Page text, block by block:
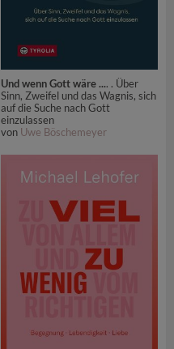
Und wenn Gott wäre .... . Über
Sinn, Zweifel und das Wagnis, sich
auf die Suche nach Gott
einzulassen
von Uwe Böschemeyer